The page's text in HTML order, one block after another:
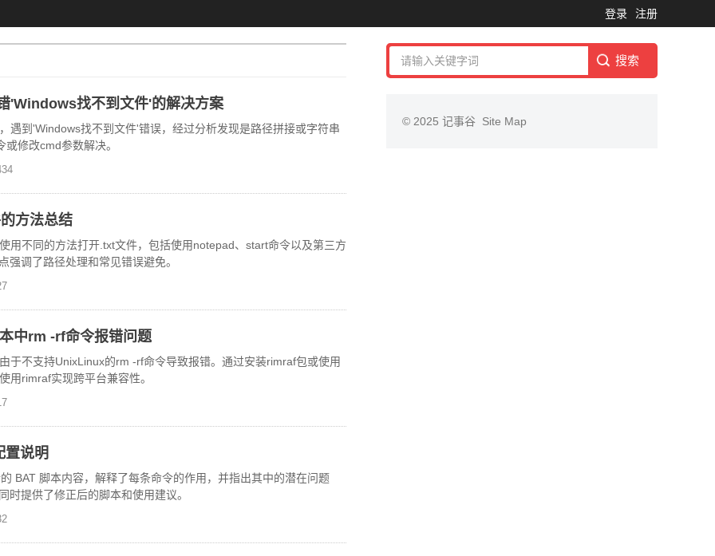
登录 注册
'Windows找不到文件'的解决方案
遇到'Windows找不到文件'错误，经过分析发现是路径拼接或字符串
修改cmd参数解决。
方法总结
用不同的方法打开.txt文件，包括使用notepad、start命令以及第三方
强调了路径处理和常见错误避免。
中rm -rf命令报错问题
于不支持UnixLinux的rm -rf命令导致报错。通过安装rimraf包或使用
用rimraf实现跨平台兼容性。
说明
BAT 脚本内容，解释了每条命令的作用，并指出其中的潜在问题
时提供了修正后的脚本和使用建议。
© 2025 记事谷 Site Map